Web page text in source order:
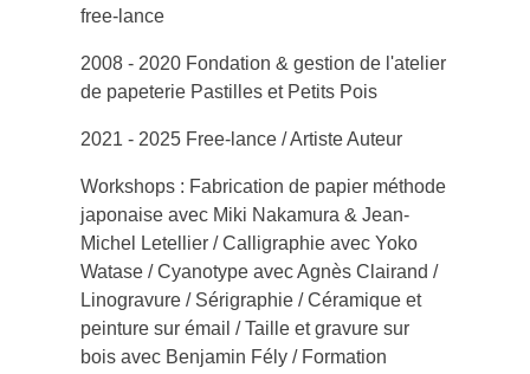
free-lance
2008 - 2020 Fondation & gestion de l'atelier
de papeterie Pastilles et Petits Pois
2021 - 2025 Free-lance / Artiste Auteur
Workshops : Fabrication de papier méthode
japonaise avec Miki Nakamura & Jean-
Michel Letellier / Calligraphie avec Yoko
Watase / Cyanotype avec Agnès Clairand /
Linogravure / Sérigraphie / Céramique et
peinture sur émail / Taille et gravure sur
bois avec Benjamin Fély / Formation